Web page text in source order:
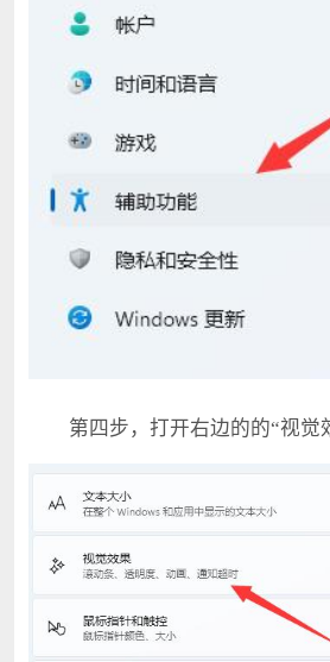
第四步，打开右边的的“视觉效